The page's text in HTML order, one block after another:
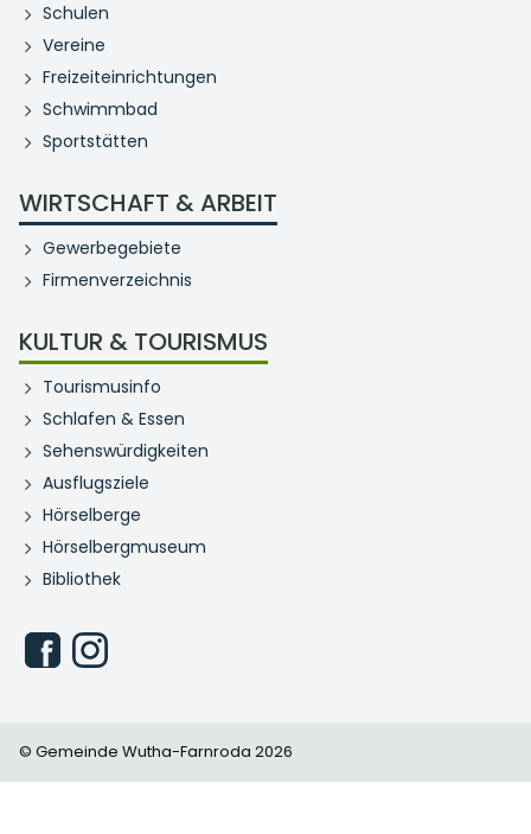
Schulen
Vereine
Freizeiteinrichtungen
Schwimmbad
Sportstätten
WIRTSCHAFT & ARBEIT
Gewerbegebiete
Firmenverzeichnis
KULTUR & TOURISMUS
Tourismusinfo
Schlafen & Essen
Sehenswürdigkeiten
Ausflugsziele
Hörselberge
Hörselbergmuseum
Bibliothek
© Gemeinde Wutha-Farnroda 2026